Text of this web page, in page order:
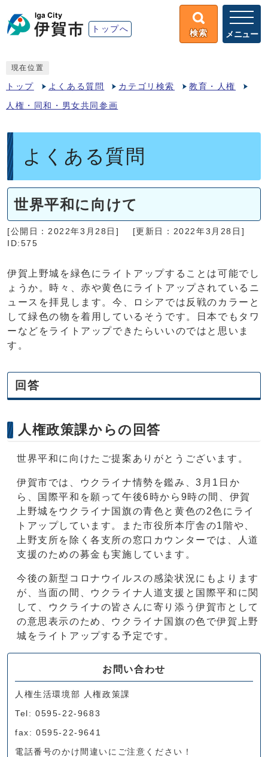
トップへ 検索 メニュー
現在位置
トップ よくある質問 カテゴリ検索 教育・人権
人権・同和・男女共同参画
よくある質問
世界平和に向けて
[公開日：2022年3月28日]
[更新日：2022年3月28日]
ID:575
伊賀上野城を緑色にライトアップすることは可能でし
ょうか。時々、赤や黄色にライトアップされているニ
ュースを拝見します。今、ロシアでは反戦のカラーと
して緑色の物を着用しているそうです。日本でもタワ
ーなどをライトアップできたらいいのではと思いま
す。
回答
人権政策課からの回答
世界平和に向けたご提案ありがとうございます。
伊賀市では、ウクライナ情勢を鑑み、3月1日か
ら、国際平和を願って午後6時から9時の間、伊賀
上野城をウクライナ国旗の青色と黄色の2色にライ
トアップしています。また市役所本庁舎の1階や、
上野支所を除く各支所の窓口カウンターでは、人道
支援のための募金も実施しています。
今後の新型コロナウイルスの感染状況にもよります
が、当面の間、ウクライナ人道支援と国際平和に関
して、ウクライナの皆さんに寄り添う伊賀市として
の意思表示のため、ウクライナ国旗の色で伊賀上野
城をライトアップする予定です。
お問い合わせ
人権生活環境部 人権政策課
Tel: 0595-22-9683
fax: 0595-22-9641
電話番号のかけ間違いにご注意ください！